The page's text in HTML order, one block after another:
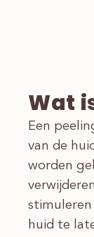
Wat
Een
van de
worden
huid te